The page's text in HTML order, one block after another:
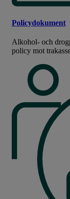
Policydokument
Alkohol- och
policy mot